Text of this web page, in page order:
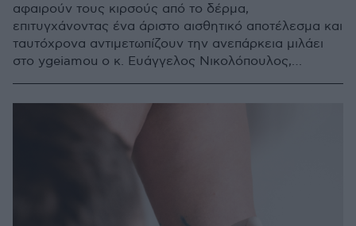
αφαιρούν τους κιρσούς από το δέρμα,
επιτυγχάνοντας ένα άριστο αισθητικό αποτέλεσμα και
ταυτόχρονα αντιμετωπίζουν την ανεπάρκεια μιλάει
στο ygeiamou ο κ. Ευάγγελος Νικολόπουλος,